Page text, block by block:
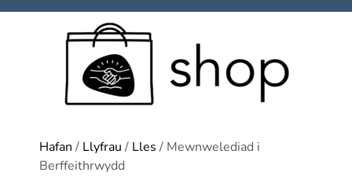
Hafan / Llyfrau / Lles / Mewnwelediad i
Berffeithrwydd